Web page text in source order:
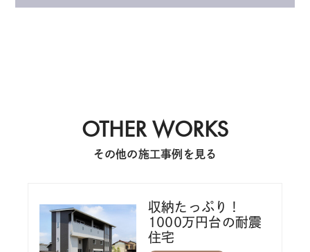
OTHER WORKS
その他の施工事例を見る
収納たっぷり！
1000万円台の耐震
住宅